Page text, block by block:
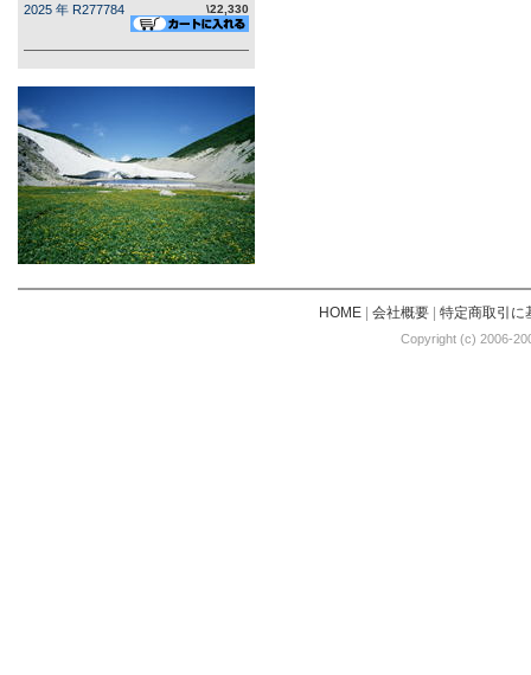
2025 年 R277784
\22,330
HOME| 会社概要| 特定商取引に
Copyright (c) 2006-